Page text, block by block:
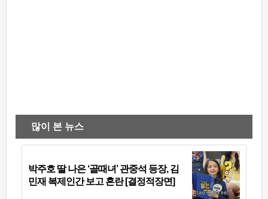
많이 본 뉴스
박주호 딸 나은 ‘골때녀’ 관중석 등장, 김
민재 복제인간 보고 혼란 [결정적장면]